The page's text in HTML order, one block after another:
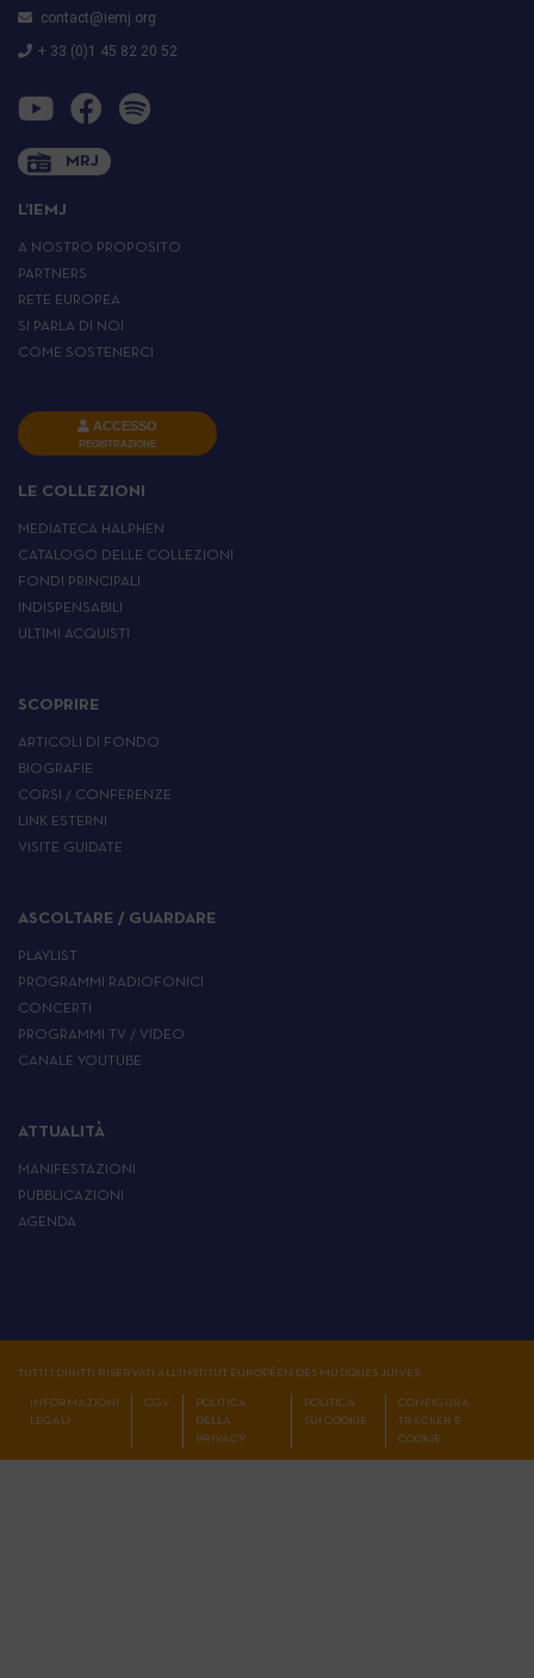
contact@iemj.org
+ 33 (0)1 45 82 20 52
MRJ
L’IEMJ
A NOSTRO PROPOSITO
PARTNERS
RETE EUROPEA
SI PARLA DI NOI
COME SOSTENERCI
ACCESSO
REGISTRAZIONE
LE COLLEZIONI
MEDIATECA HALPHEN
CATALOGO DELLE COLLEZIONI
FONDI PRINCIPALI
INDISPENSABILI
ULTIMI ACQUISTI
SCOPRIRE
ARTICOLI DI FONDO
BIOGRAFIE
CORSI / CONFERENZE
LINK ESTERNI
VISITE GUIDATE
ASCOLTARE / GUARDARE
PLAYLIST
PROGRAMMI RADIOFONICI
CONCERTI
PROGRAMMI TV / VIDEO
CANALE YOUTUBE
ATTUALITÀ
MANIFESTAZIONI
PUBBLICAZIONI
AGENDA
TUTTI I DIRITTI RISERVATI ALL'INSTITUT EUROPÉEN DES MUSIQUES JUIVES
INFORMAZIONI
LEGALI
CGV
POLITICA
DELLA
PRIVACY
POLITICA
SUI COOKIE
CONFIGURA
TRACKER E
COOKIE